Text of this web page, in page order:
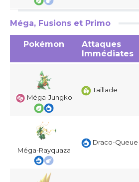
Méga, Fusions et Primo
Pokémon
Attaques
Immédiates
Méga-Jungko
Taillade
Méga-Rayquaza
Draco-Queue